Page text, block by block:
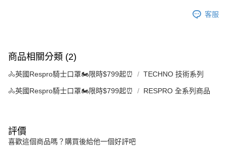
客服
商品相關分類 (2)
🚴英國Respro騎士口罩🏍️限時$799起⏰ TECHNO 技術系列
🚴英國Respro騎士口罩🏍️限時$799起⏰ RESPRO 全系列商品
評價
喜歡這個商品嗎？購買後給他一個好評吧